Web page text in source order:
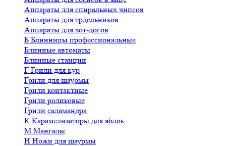
Аппараты для спиральных чипсов
Аппараты для трдельников
Аппараты для хот-догов
Б Блинницы профессиональные
Блинные автоматы
Блинные станции
Г Грили для кур
Грили для шаурмы
Грили контактные
Грили роликовые
Грили саламандра
К Карамелизаторы для яблок
М Мангалы
Н Ножи для шаурмы